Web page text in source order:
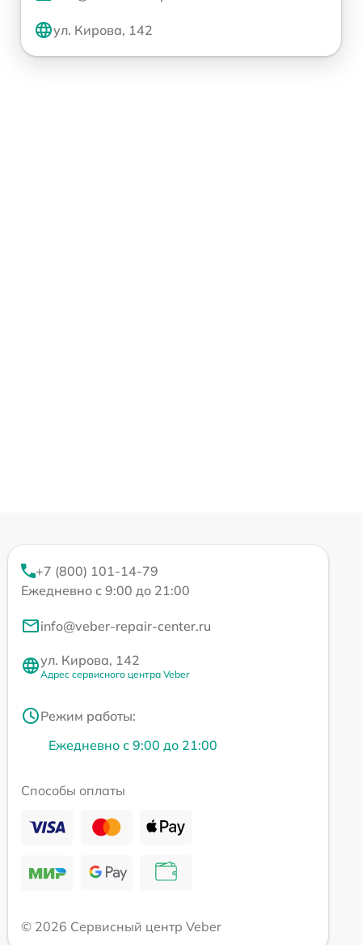
ул. Кирова, 142
+7 (800) 101-14-79
Ежедневно с 9:00 до 21:00
info@veber-repair-center.ru
ул. Кирова, 142
Адрес сервисного центра Veber
Режим работы:
Ежедневно с 9:00 до 21:00
Способы оплаты
© 2026 Сервисный центр Veber